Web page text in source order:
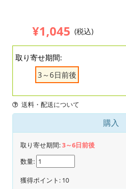
¥1,045 (税込)
取り寄せ期間:
3～6日前後
送料・配送について
購入
取り寄せ期間:3～6日前後
数量:
獲得ポイント: 10